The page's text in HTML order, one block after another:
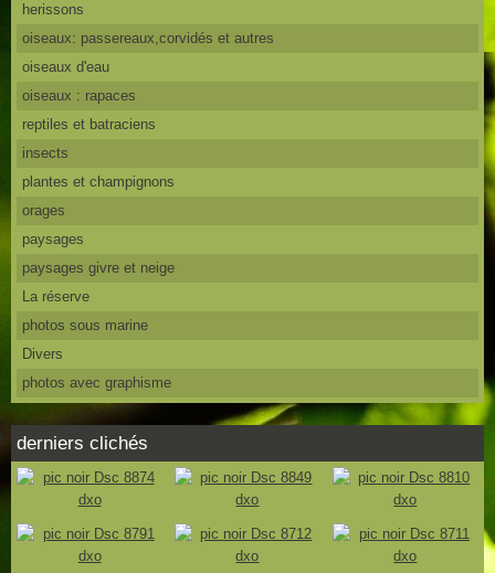
herissons
oiseaux: passereaux,corvidés et autres
oiseaux d'eau
oiseaux : rapaces
reptiles et batraciens
insects
plantes et champignons
orages
paysages
paysages givre et neige
La réserve
photos sous marine
Divers
photos avec graphisme
derniers clichés